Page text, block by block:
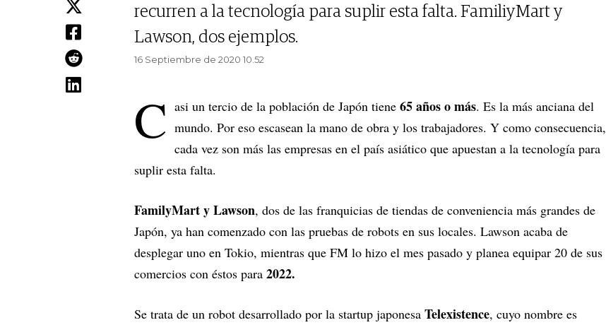
recurren a la tecnología para suplir esta falta. FamiliyMart y
Lawson, dos ejemplos.
16 Septiembre de 2020 10.52
C asi un tercio de la población de Japón tiene 65 años o más. Es la más anciana del
mundo. Por eso escasean la mano de obra y los trabajadores. Y como consecuencia,
cada vez son más las empresas en el país asiático que apuestan a la tecnología para
suplir esta falta.
FamilyMart y Lawson, dos de las franquicias de tiendas de conveniencia más grandes de
Japón, ya han comenzado con las pruebas de robots en sus locales. Lawson acaba de
desplegar uno en Tokio, mientras que FM lo hizo el mes pasado y planea equipar 20 de sus
comercios con éstos para 2022.
Se trata de un robot desarrollado por la startup japonesa Telexistence, cuyo nombre es